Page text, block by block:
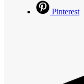
Pinterest